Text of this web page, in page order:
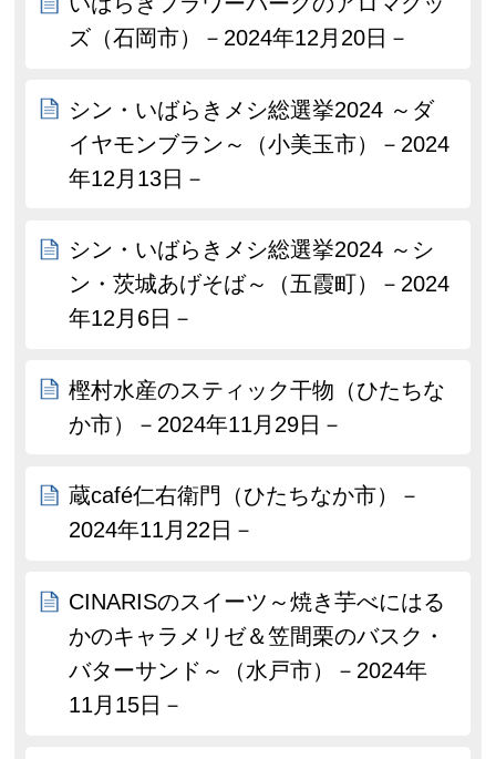
ズ（石岡市）－2024年12月20日－
シン・いばらきメシ総選挙2024 ～ダ
イヤモンブラン～（小美玉市）－2024
年12月13日－
シン・いばらきメシ総選挙2024 ～シ
ン・茨城あげそば～（五霞町）－2024
年12月6日－
樫村水産のスティック干物（ひたちな
か市）－2024年11月29日－
蔵café仁右衛門（ひたちなか市）－
2024年11月22日－
CINARISのスイーツ～焼き芋べにはる
かのキャラメリゼ＆笠間栗のバスク・
バターサンド～（水戸市）－2024年
11月15日－